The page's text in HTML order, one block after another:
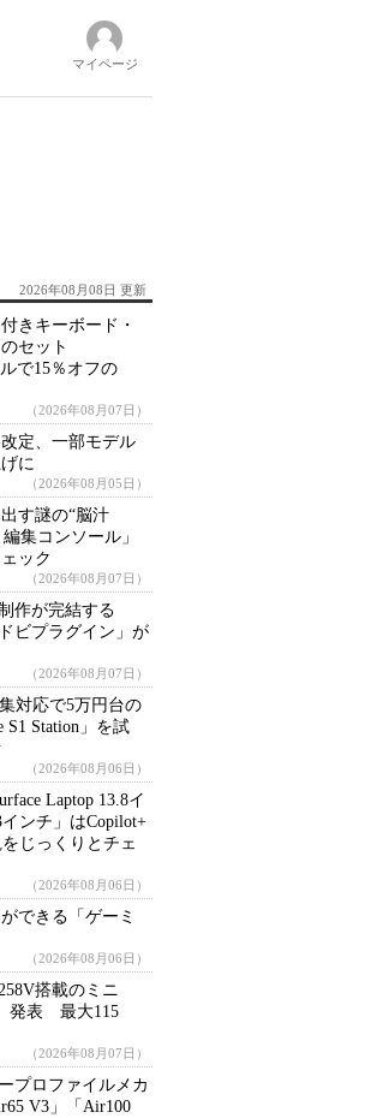
マイページ
2026年08月08日 更新
きキーボード・
セット
で15％オフの
（2026年08月07日）
定、一部モデル
に
（2026年08月05日）
す謎の“脳汁
集コンソール」
ック
（2026年08月07日）
作が完結する
ビプラグイン」が
（2026年08月07日）
対応で5万円台の
S1 Station」を試
（2026年08月06日）
Laptop 13.8イ
インチ」はCopilot+
じっくりとチェ
（2026年08月06日）
できる「ゲーミ
（2026年08月06日）
搭載のミニ
発表 最大115
（2026年08月07日）
プロファイルメカ
V3」「Air100